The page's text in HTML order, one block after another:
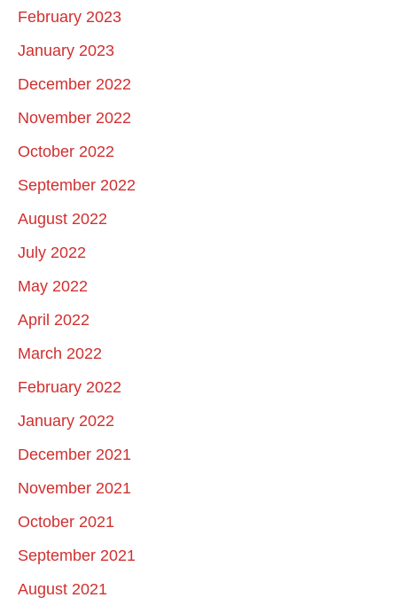
February 2023
January 2023
December 2022
November 2022
October 2022
September 2022
August 2022
July 2022
May 2022
April 2022
March 2022
February 2022
January 2022
December 2021
November 2021
October 2021
September 2021
August 2021